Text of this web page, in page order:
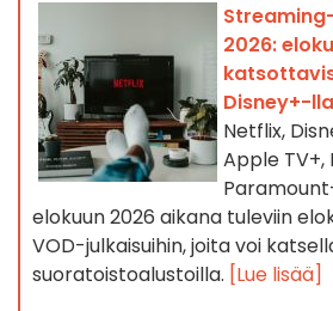
2026:
Disney+-
Netflix,
Apple TV+,
elokuun 2026 aikana tuleviin
VOD-julkaisuihin, joita voi
suoratoistoalustoilla. [Lue lisää]